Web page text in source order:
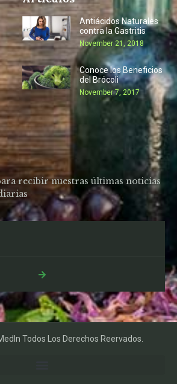
Antiácidos Naturales
contra la Gastritis
November 21, 2018
Conoce los Beneficios
del Brócoli
November 7, 2017
recibir nuestras últimas noticias
Todos Los Derechos Reervados.